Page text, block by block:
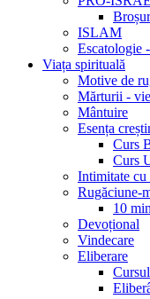
ISLAM
Escatologie
Viața spirituală
Motive de
Mărturii -
Mântuire
Esența
Curs
Curs
Intimitate cu
Rugăciune-
10
Devoțional
Vindecare
Eliberare